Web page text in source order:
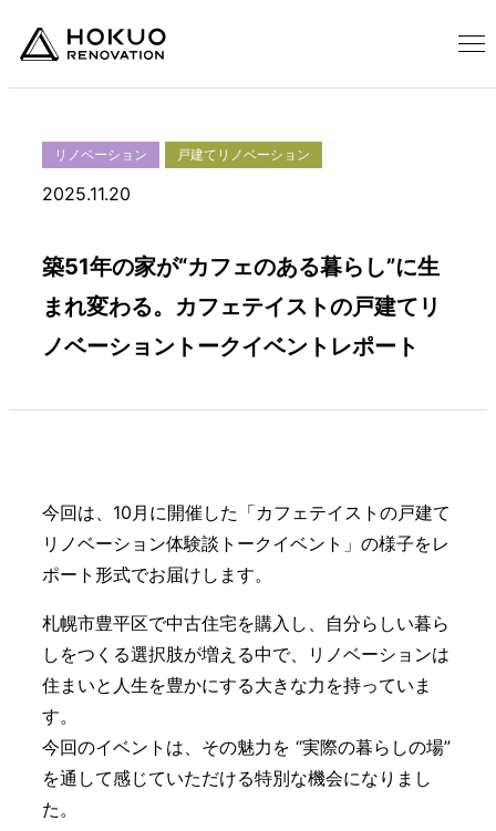
リノベーション 戸建てリノベーション
2025.11.20
築51年の家が“カフェのある暮らし”に生
まれ変わる。カフェテイストの戸建てリ
ノベーショントークイベントレポート
今回は、10月に開催した「カフェテイストの戸建て
リノベーション体験談トークイベント」の様子をレ
ポート形式でお届けします。
札幌市豊平区で中古住宅を購入し、自分らしい暮ら
しをつくる選択肢が増える中で、リノベーションは
住まいと人生を豊かにする大きな力を持っていま
す。
今回のイベントは、その魅力を “実際の暮らしの場”
を通して感じていただける特別な機会になりまし
た。